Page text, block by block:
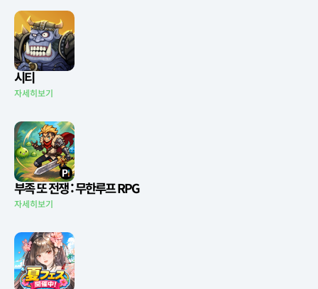
시티
자세히보기
부족 또 전쟁 : 무한루프 RPG
자세히보기